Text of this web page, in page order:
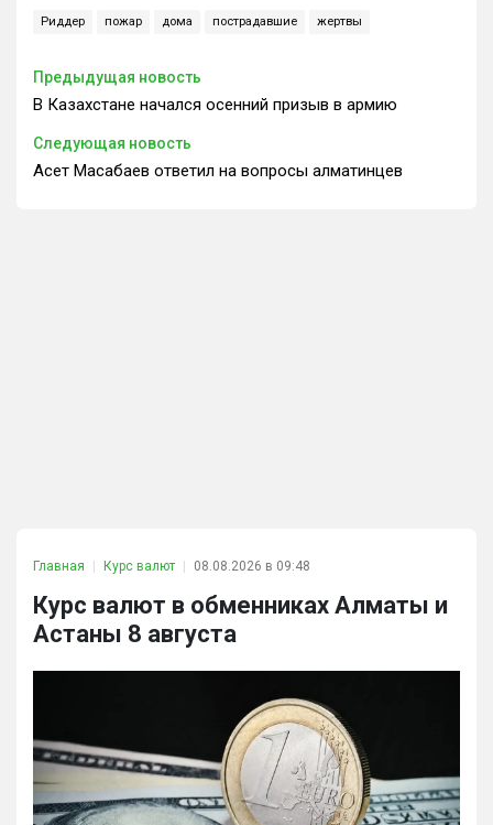
Риддер пожар дома пострадавшие жертвы
Предыдущая новость
В Казахстане начался осенний призыв в армию
Следующая новость
Асет Масабаев ответил на вопросы алматинцев
Главная Курс валют 08.08.2026 в 09:48
Курс валют в обменниках Алматы и
Астаны 8 августа